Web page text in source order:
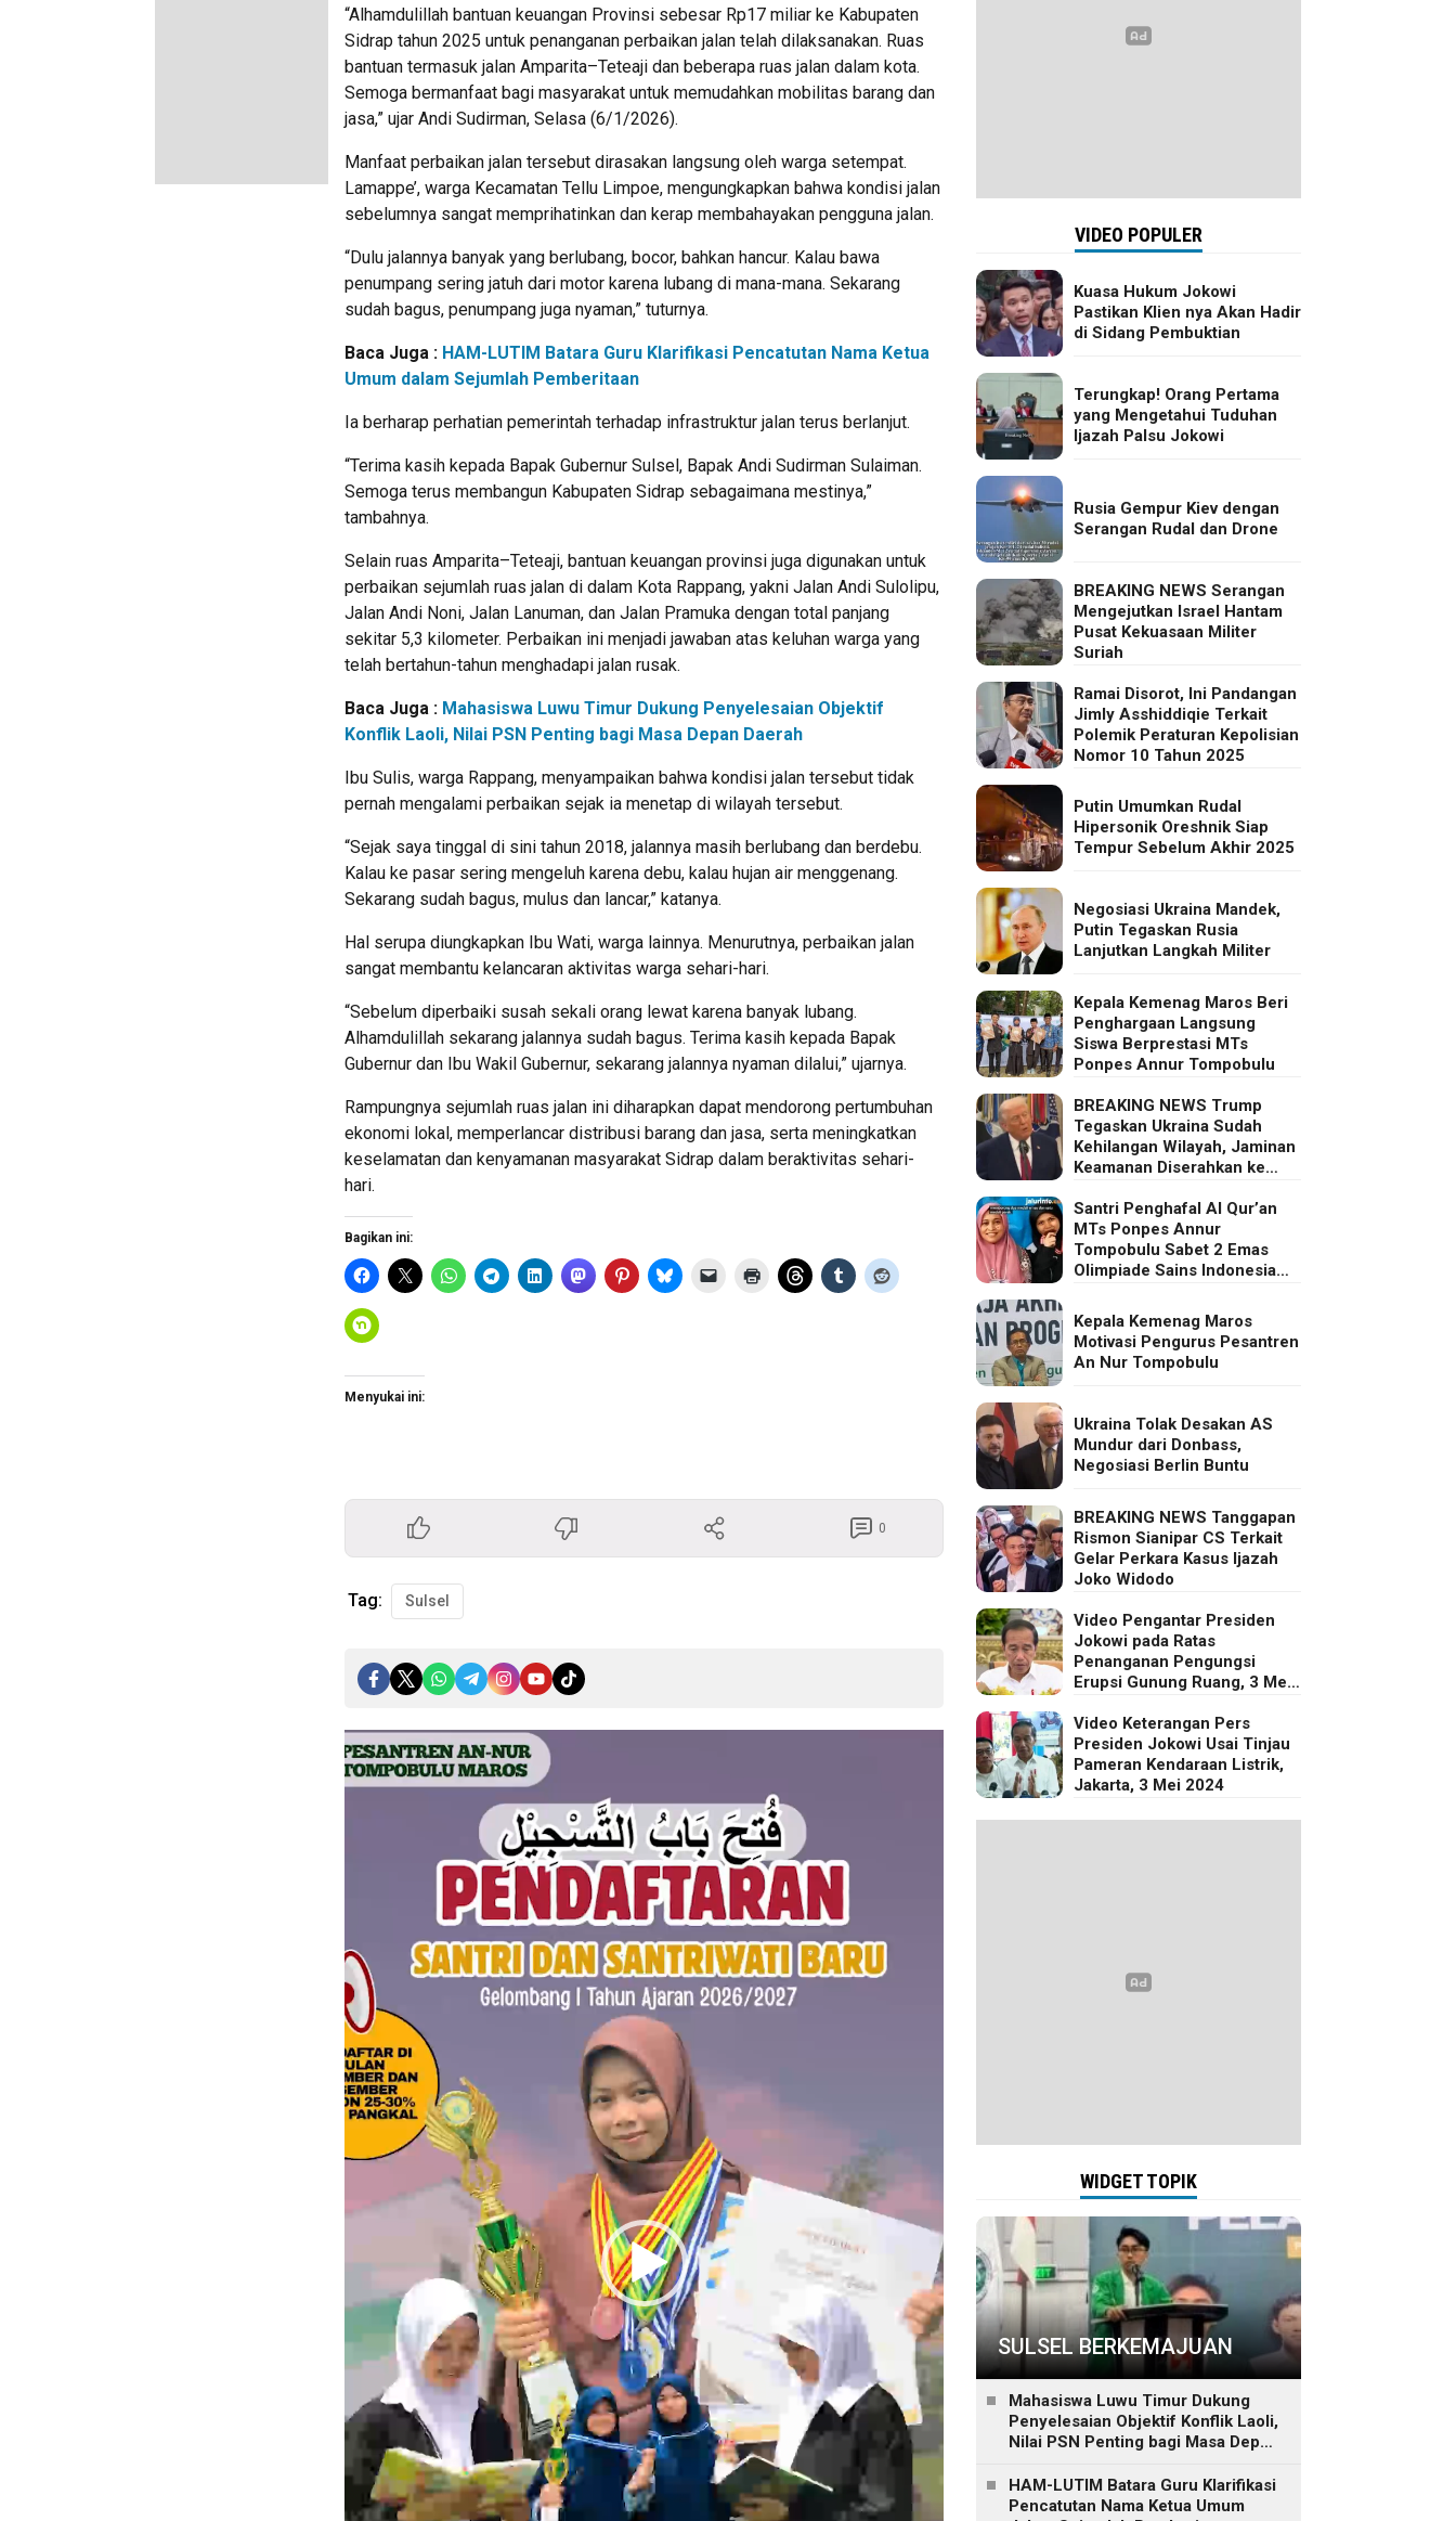
“Alhamdulillah bantuan keuangan Provinsi sebesar Rp17 miliar ke Kabupaten
Sidrap tahun 2025 untuk penanganan perbaikan jalan telah dilaksanakan. Ruas
bantuan termasuk jalan Amparita–Teteaji dan beberapa ruas jalan dalam kota.
Semoga bermanfaat bagi masyarakat untuk memudahkan mobilitas barang dan
jasa,” ujar Andi Sudirman, Selasa (6/1/2026).
Manfaat perbaikan jalan tersebut dirasakan langsung oleh warga setempat.
Lamappe’, warga Kecamatan Tellu Limpoe, mengungkapkan bahwa kondisi jalan
sebelumnya sangat memprihatinkan dan kerap membahayakan pengguna jalan.
“Dulu jalannya banyak yang berlubang, bocor, bahkan hancur. Kalau bawa
penumpang sering jatuh dari motor karena lubang di mana-mana. Sekarang
sudah bagus, penumpang juga nyaman,” tuturnya.
Baca Juga : HAM-LUTIM Batara Guru Klarifikasi Pencatutan Nama Ketua
Umum dalam Sejumlah Pemberitaan
Ia berharap perhatian pemerintah terhadap infrastruktur jalan terus berlanjut.
“Terima kasih kepada Bapak Gubernur Sulsel, Bapak Andi Sudirman Sulaiman.
Semoga terus membangun Kabupaten Sidrap sebagaimana mestinya,”
tambahnya.
Selain ruas Amparita–Teteaji, bantuan keuangan provinsi juga digunakan untuk
perbaikan sejumlah ruas jalan di dalam Kota Rappang, yakni Jalan Andi Sulolipu,
Jalan Andi Noni, Jalan Lanuman, dan Jalan Pramuka dengan total panjang
sekitar 5,3 kilometer. Perbaikan ini menjadi jawaban atas keluhan warga yang
telah bertahun-tahun menghadapi jalan rusak.
Baca Juga : Mahasiswa Luwu Timur Dukung Penyelesaian Objektif
Konflik Laoli, Nilai PSN Penting bagi Masa Depan Daerah
Ibu Sulis, warga Rappang, menyampaikan bahwa kondisi jalan tersebut tidak
pernah mengalami perbaikan sejak ia menetap di wilayah tersebut.
“Sejak saya tinggal di sini tahun 2018, jalannya masih berlubang dan berdebu.
Kalau ke pasar sering mengeluh karena debu, kalau hujan air menggenang.
Sekarang sudah bagus, mulus dan lancar,” katanya.
Hal serupa diungkapkan Ibu Wati, warga lainnya. Menurutnya, perbaikan jalan
sangat membantu kelancaran aktivitas warga sehari-hari.
“Sebelum diperbaiki susah sekali orang lewat karena banyak lubang.
Alhamdulillah sekarang jalannya sudah bagus. Terima kasih kepada Bapak
Gubernur dan Ibu Wakil Gubernur, sekarang jalannya nyaman dilalui,” ujarnya.
Rampungnya sejumlah ruas jalan ini diharapkan dapat mendorong pertumbuhan
ekonomi lokal, memperlancar distribusi barang dan jasa, serta meningkatkan
keselamatan dan kenyamanan masyarakat Sidrap dalam beraktivitas sehari-
hari.
Bagikan ini:
Menyukai ini:
0
Tag: Sulsel
Pemutar
Video
VIDEO POPULER
Kuasa Hukum Jokowi
Pastikan Klien nya Akan Hadir
di Sidang Pembuktian
Terungkap! Orang Pertama
yang Mengetahui Tuduhan
Ijazah Palsu Jokowi
Rusia Gempur Kiev dengan
Serangan Rudal dan Drone
BREAKING NEWS Serangan
Mengejutkan Israel Hantam
Pusat Kekuasaan Militer
Suriah
Ramai Disorot, Ini Pandangan
Jimly Asshiddiqie Terkait
Polemik Peraturan Kepolisian
Nomor 10 Tahun 2025
Putin Umumkan Rudal
Hipersonik Oreshnik Siap
Tempur Sebelum Akhir 2025
Negosiasi Ukraina Mandek,
Putin Tegaskan Rusia
Lanjutkan Langkah Militer
Kepala Kemenag Maros Beri
Penghargaan Langsung
Siswa Berprestasi MTs
Ponpes Annur Tompobulu
BREAKING NEWS Trump
Tegaskan Ukraina Sudah
Kehilangan Wilayah, Jaminan
Keamanan Diserahkan ke
Santri Penghafal Al Qur’an
MTs Ponpes Annur
Tompobulu Sabet 2 Emas
Olimpiade Sains Indonesia
Kepala Kemenag Maros
Motivasi Pengurus Pesantren
An Nur Tompobulu
Ukraina Tolak Desakan AS
Mundur dari Donbass,
Negosiasi Berlin Buntu
BREAKING NEWS Tanggapan
Rismon Sianipar CS Terkait
Gelar Perkara Kasus Ijazah
Joko Widodo
Video Pengantar Presiden
Jokowi pada Ratas
Penanganan Pengungsi
Erupsi Gunung Ruang, 3 Mei
Video Keterangan Pers
Presiden Jokowi Usai Tinjau
Pameran Kendaraan Listrik,
Jakarta, 3 Mei 2024
WIDGET TOPIK
SULSEL BERKEMAJUAN
Mahasiswa Luwu Timur Dukung
Penyelesaian Objektif Konflik Laoli,
Nilai PSN Penting bagi Masa Depan
HAM-LUTIM Batara Guru Klarifikasi
Pencatutan Nama Ketua Umum